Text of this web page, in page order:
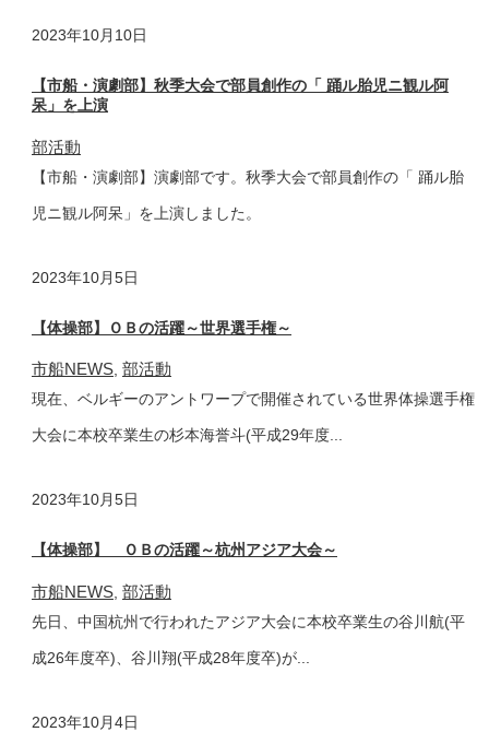
2023年10月10日
【市船・演劇部】秋季大会で部員創作の「 踊ル胎児ニ観ル阿
呆」を上演
部活動
【市船・演劇部】演劇部です。秋季大会で部員創作の「 踊ル胎
児ニ観ル阿呆」を上演しました。
2023年10月5日
【体操部】ＯＢの活躍～世界選手権～
市船NEWS 部活動
現在、ベルギーのアントワープで開催されている世界体操選手権
大会に本校卒業生の杉本海誉斗(平成29年度...
2023年10月5日
【体操部】 ＯＢの活躍～杭州アジア大会～
市船NEWS 部活動
先日、中国杭州で行われたアジア大会に本校卒業生の谷川航(平
成26年度卒)、谷川翔(平成28年度卒)が...
2023年10月4日